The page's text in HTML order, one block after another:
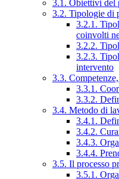
3.1. Obiettivi del
3.2. Tipologie di
3.2.1.
coinvolti
3.2.2.
3.2.3.
intervento
3.3.
3.3.1.
3.3.2.
3.4. Metodo di
3.4.1.
3.4.2.
3.4.3.
3.4.4.
3.5. Il processo
3.5.1.